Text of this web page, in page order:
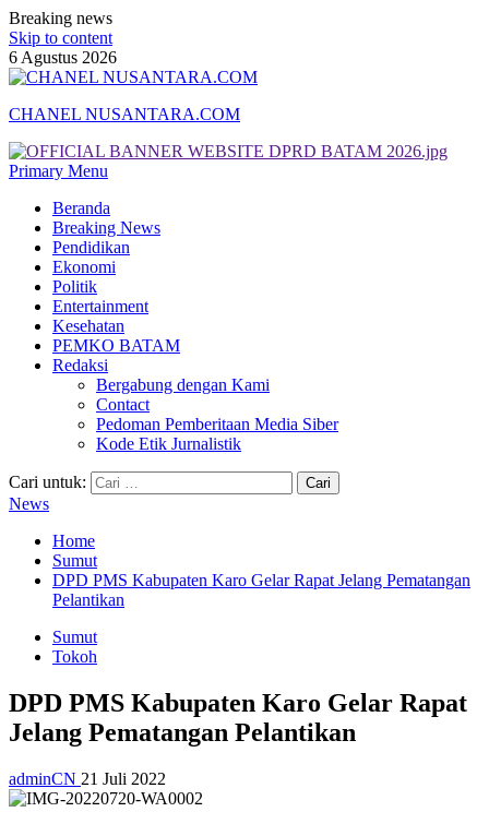
Breaking news
Skip to content
6 Agustus 2026
CHANEL NUSANTARA.COM
Primary Menu
Beranda
Breaking News
Pendidikan
Ekonomi
Politik
Entertainment
Kesehatan
PEMKO BATAM
Redaksi
Bergabung dengan Kami
Contact
Pedoman Pemberitaan Media Siber
Kode Etik Jurnalistik
Cari untuk:
News
Home
Sumut
DPD PMS Kabupaten Karo Gelar Rapat Jelang Pematangan
Pelantikan
Sumut
Tokoh
DPD PMS Kabupaten Karo Gelar Rapat
Jelang Pematangan Pelantikan
adminCN 21 Juli 2022